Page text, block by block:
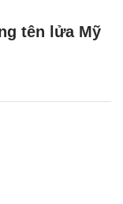
tên lửa Mỹ